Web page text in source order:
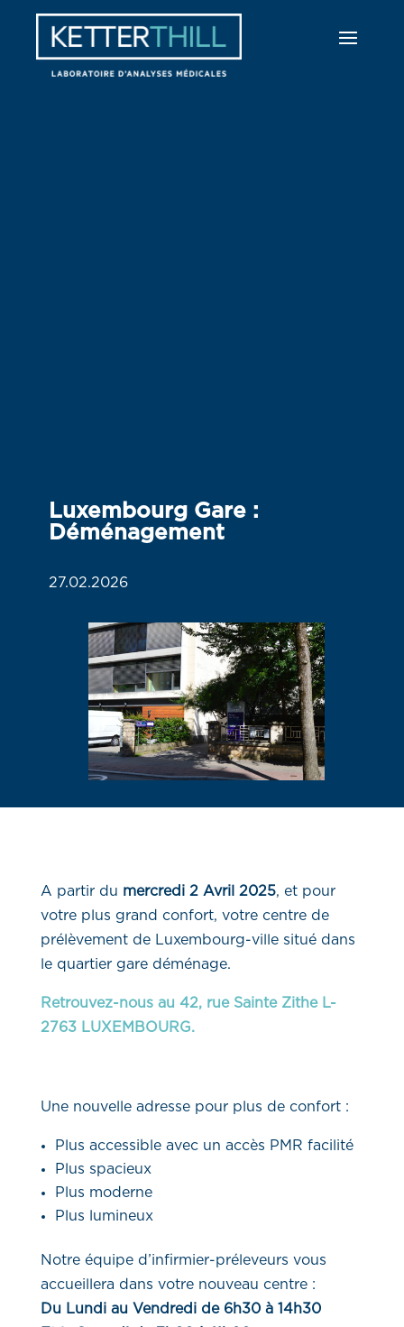
Luxembourg Gare :
Déménagement
27.02.2026
A partir du mercredi 2 Avril 2025, et pour
votre plus grand confort, votre centre de
prélèvement de Luxembourg-ville situé dans
le quartier gare déménage.
Retrouvez-nous au 42, rue Sainte Zithe L-
2763 LUXEMBOURG.
Une nouvelle adresse pour plus de confort :
Plus accessible avec un accès PMR facilité
Plus spacieux
Plus moderne
Plus lumineux
Notre équipe d’infirmier-préleveurs vous
accueillera dans votre nouveau centre :
Du Lundi au Vendredi de 6h30 à 14h30